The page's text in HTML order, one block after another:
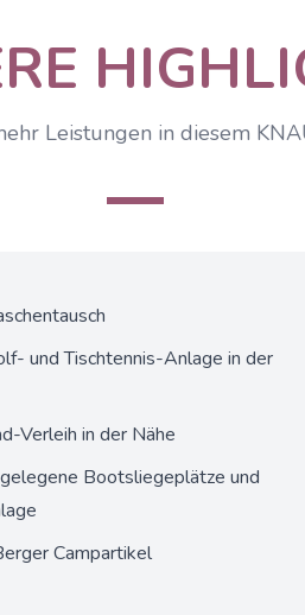
Leistungen in diesem
und Tischtennis-Anlage in der
Verleih in der Nähe
Bootsliegeplätze und
Campartikel